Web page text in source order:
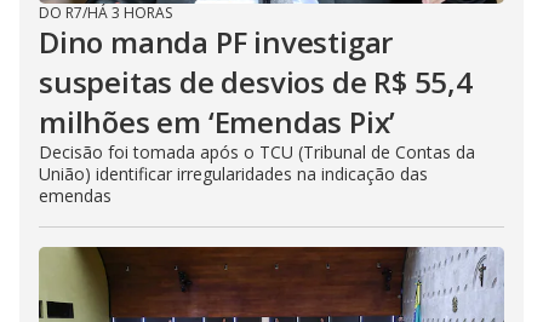
DO R7/HÁ 3 HORAS
Dino manda PF investigar
suspeitas de desvios de R$ 55,4
milhões em ‘Emendas Pix’
Decisão foi tomada após o TCU (Tribunal de Contas da
União) identificar irregularidades na indicação das
emendas